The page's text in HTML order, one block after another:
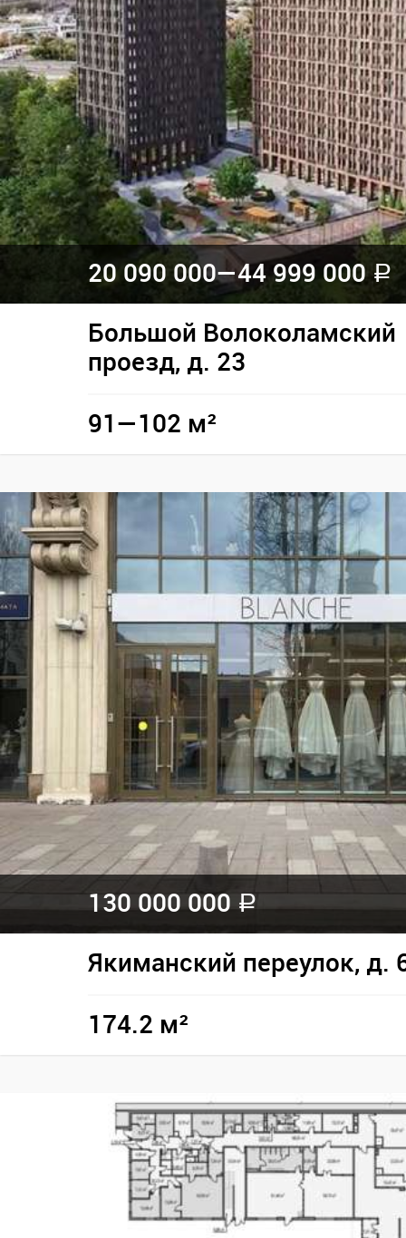
20 090 000—44 999 000a
Большой Волоколамский
проезд, д. 23
91—102 м²
130 000 000a
Якиманский переулок, д.
174.2 м²